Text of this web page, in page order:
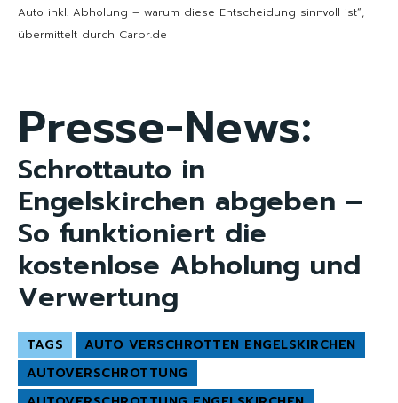
Auto inkl. Abholung – warum diese Entscheidung sinnvoll ist“,
übermittelt durch Carpr.de
Presse-News:
Schrottauto in
Engelskirchen abgeben –
So funktioniert die
kostenlose Abholung und
Verwertung
TAGS
AUTO VERSCHROTTEN ENGELSKIRCHEN
AUTOVERSCHROTTUNG